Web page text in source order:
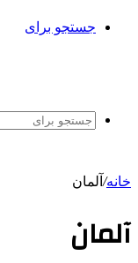
جستجو برای
خانه/ آلمان
آلمان